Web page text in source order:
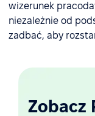
wizerunek
niezależnie od
zadbać, aby
Zobacz